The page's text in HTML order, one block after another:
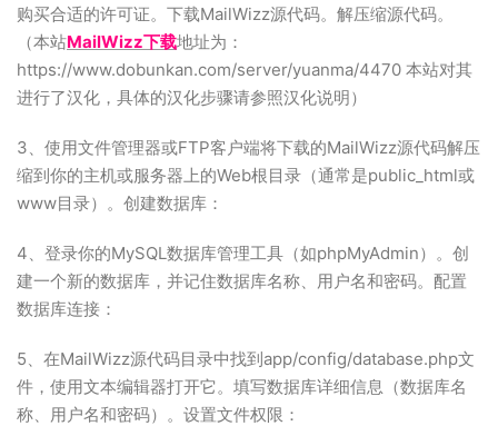
购买合适的许可证。下载MailWizz源代码。解压缩源代码。
（本站MailWizz下载地址为：
https://www.dobunkan.com/server/yuanma/4470 本站对其
进行了汉化，具体的汉化步骤请参照汉化说明）
3、使用文件管理器或FTP客户端将下载的MailWizz源代码解压
缩到你的主机或服务器上的Web根目录（通常是public_html或
www目录）。创建数据库：
4、登录你的MySQL数据库管理工具（如phpMyAdmin）。创
建一个新的数据库，并记住数据库名称、用户名和密码。配置
数据库连接：
5、在MailWizz源代码目录中找到app/config/database.php文
件，使用文本编辑器打开它。填写数据库详细信息（数据库名
称、用户名和密码）。设置文件权限：